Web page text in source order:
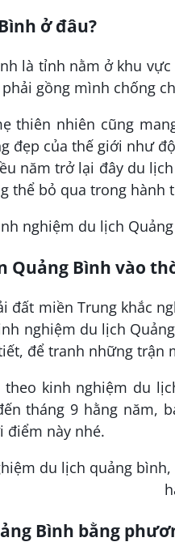
ở đâu?
là tỉnh nằm ở khu
gồng mình chống
thiên nhiên cũng
đẹp của thế giới như
năm trở lại đây du
thể bỏ qua trong hành
Quảng Bình vào
đất miền Trung khắc
nghiệm du lịch
để tranh những trận
theo kinh nghiệm du
tháng 9 hằng năm,
điểm này nhé.
Bình bằng